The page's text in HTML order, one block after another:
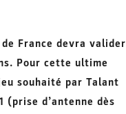
France devra valider
Pour cette ultime
souhaité par Talant
(prise d’antenne dès